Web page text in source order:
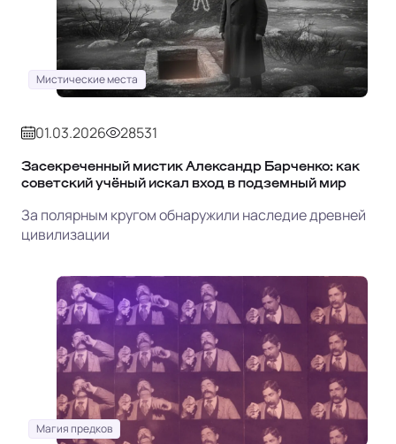
Мистические места
01.03.2026 28531
Засекреченный мистик Александр Барченко: как
советский учёный искал вход в подземный мир
За полярным кругом обнаружили наследие древней
цивилизации
Магия предков